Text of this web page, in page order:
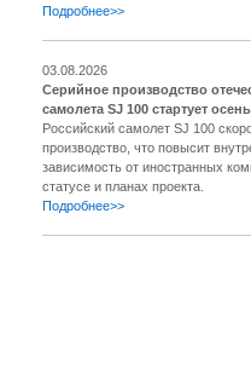
Подробнее>>
03.08.2026
Серийное производство
самолета SJ 100 стартует
Российский самолет SJ 100
производство, что повысит
зависимость от иностранных
статусе и планах проекта.
Подробнее>>